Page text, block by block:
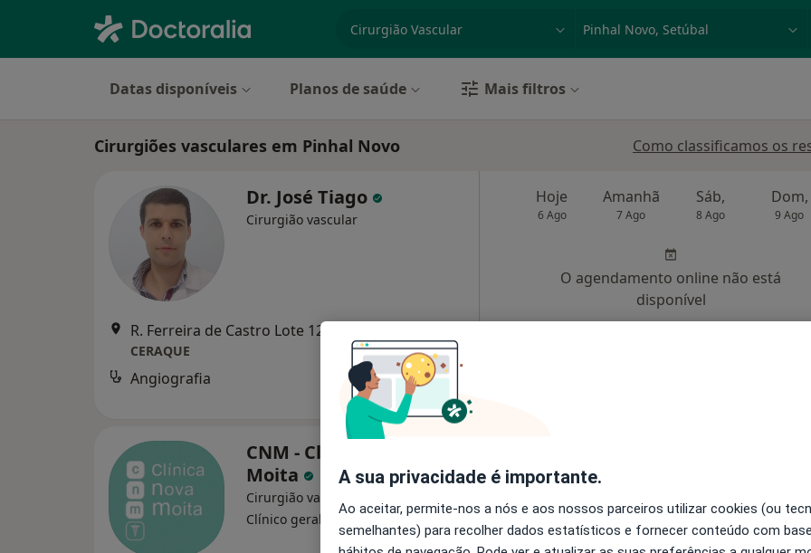
Datas disponíveis Planos de saúde Mais filtros
Cirurgiões vasculares em Pinhal Novo Como classificamos os
Dr. José Tiago
Cirurgião vascular
CERAQUE
Angiografia Serviço gratuito
Hoje
6 Ago
Amanhã
7 Ago
Sáb,
8 Ago
Dom,
9 Ago
O agendamento online não está
disponível
CNM - Clínica Nova
Moita
Cirurgião vascular, Cirurgião geral,
Clínico geral
Mais
6 Ago
O agendamento online não está
A sua privacidade é importante.
Ao aceitar, permite-nos a nós e aos nossos parceiros utilizar cookies (ou
semelhantes) para recolher dados estatísticos e fornecer conteúdo com